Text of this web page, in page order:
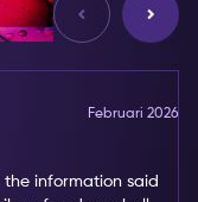
Februari 2026
information said